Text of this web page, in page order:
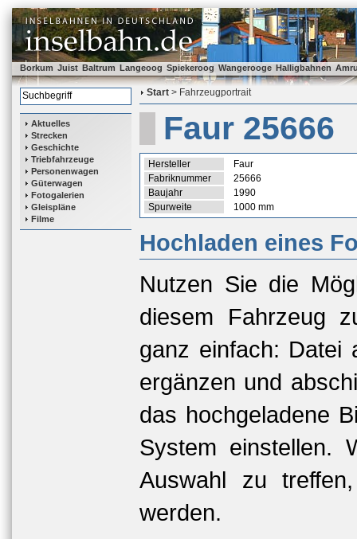
Borkum Juist Baltrum Langeoog Spiekeroog Wangerooge Halligbahnen
Aktuelles
Strecken
Geschichte
Triebfahrzeuge
Personenwagen
Güterwagen
Fotogalerien
Gleispläne
Filme
Start > Fahrzeugportrait
Faur 25666
Hersteller
Faur
Fabriknummer
25666
Baujahr
1990
Spurweite
1000 mm
Hochladen eines
Nutzen Sie die
diesem Fahrzeug
ganz einfach: Datei
ergänzen und
das hochgeladene
System einstellen.
Auswahl zu
werden.